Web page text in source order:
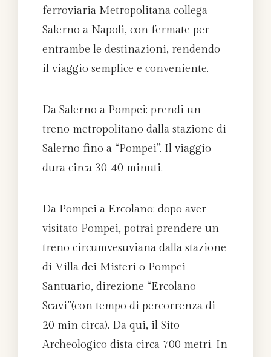
ferroviaria Metropolitana collega
Salerno a Napoli, con fermate per
entrambe le destinazioni, rendendo
il viaggio semplice e conveniente.
Da Salerno a Pompei: prendi un
treno metropolitano dalla stazione di
Salerno fino a “Pompei”. Il viaggio
dura circa 30-40 minuti.
Da Pompei a Ercolano: dopo aver
visitato Pompei, potrai prendere un
treno circumvesuviana dalla stazione
di Villa dei Misteri o Pompei
Santuario, direzione “Ercolano
Scavi”(con tempo di percorrenza di
20 min circa). Da qui, il Sito
Archeologico dista circa 700 metri. In